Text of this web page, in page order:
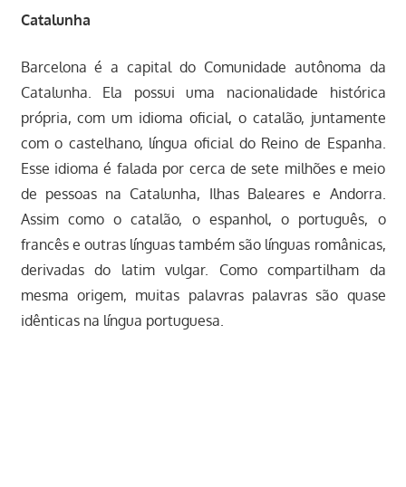
Catalunha
Barcelona é a capital do Comunidade autônoma da
Catalunha. Ela possui uma nacionalidade histórica
própria, com um idioma oficial, o catalão, juntamente
com o castelhano, língua oficial do Reino de Espanha.
Esse idioma é falada por cerca de sete milhões e meio
de pessoas na Catalunha, Ilhas Baleares e Andorra.
Assim como o catalão, o espanhol, o português, o
francês e outras línguas também são línguas românicas,
derivadas do latim vulgar. Como compartilham da
mesma origem, muitas palavras palavras são quase
idênticas na língua portuguesa.